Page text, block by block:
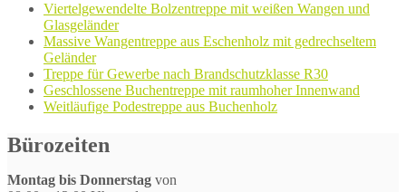
Viertelgewendelte Bolzentreppe mit weißen Wangen und
Glasgeländer
Massive Wangentreppe aus Eschenholz mit gedrechseltem
Geländer
Treppe für Gewerbe nach Brandschutzklasse R30
Geschlossene Buchentreppe mit raumhoher Innenwand
Weitläufige Podestreppe aus Buchenholz
Bürozeiten
Montag bis Donnerstag von